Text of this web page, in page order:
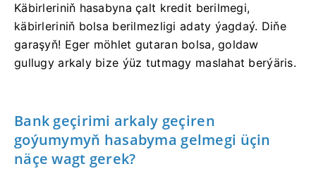
Käbirleriniň hasabyna çalt kredit berilmegi,
käbirleriniň bolsa berilmezligi adaty ýagdaý. Diňe
garaşyň! Eger möhlet gutaran bolsa, goldaw
gullugy arkaly bize ýüz tutmagy maslahat berýäris.
Bank geçirimi arkaly geçiren
goýumymyň hasabyma gelmegi üçin
näçe wagt gerek?